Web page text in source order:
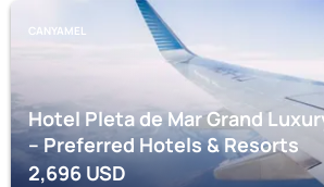
CANYAMEL
Hotel Pleta de Mar Grand
– Preferred Hotels & Resorts
2,696USD